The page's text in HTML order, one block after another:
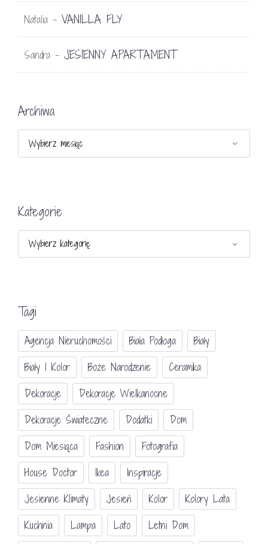
Natalia - VANILLA FLY
Sandra - JESIENNY APARTAMENT
Archiwa
Kategorie
Kategorie
Tagi
Agencja Nieruchomości Biała Podłoga
Biały
Biały I Kolor
Boże Narodzenie
Ceramika
Dekoracje
Dekoracje Wielkanocne
Dekoracje Świateczne
Dodatki
Dom
Dom Miesiąca
Fashion
Fotografia
House Doctor
Ikea
Inspiracje
Jesienne Klimaty
Jesień Kolor
Kolory Lata
Kuchnia
Lampa Lato
Letni Dom